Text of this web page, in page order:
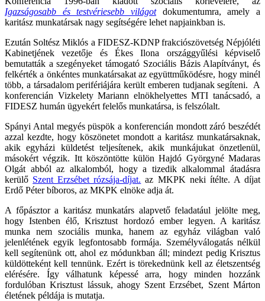
Igazságosabb és testvériesebb világotdokumentumra, amely a
karitász munkatársak nagy segítségére lehet napjainkban is.
Ezután Soltész Miklós a FIDESZ-KDNP frakciószövetség Népjóléti
Kabinetjének vezetője és Ékes Ilona országgyűlési képviselő
bemutatták a szegényeket támogató Szociális Bázis Alapítványt, és
felkérték a önkéntes munkatársakat az együttműködésre, hogy minél
több, a társadalom perifériájára került emberen tudjanak segíteni. A
konferencián Vizkelety Mariann elnökhelyettes MTI tanácsadó, a
FIDESZ humán ügyekért felelős munkatársa, is felszólalt.
Spányi Antal megyés püspök a konferencián mondott záró beszédét
azzal kezdte, hogy köszönetet mondott a karitász munkatársaknak,
akik egyházi küldetést teljesítenek, akik munkájukat önzetlenül,
másokért végzik. Itt köszöntötte külön Hajdó Györgyné Madaras
Olgát abból az alkalomból, hogy a tizedik alkalommal átadásra
kerülő Szent Erzsébet rózsája-díjat. az MKPK neki ítélte. A díjat
Erdő Péter bíboros, az MKPK elnöke adja át.
A főpásztor a karitász munkatárs alapvető feladatául jelölte meg,
hogy Istenben élő, Krisztust hordozó ember legyen. A karitász
munka nem szociális munka, hanem az egyház világban való
jelenlétének egyik legfontosabb formája. Személyválogatás nélkül
kell segítenünk ott, ahol ez módunkban áll; mindezt pedig Krisztus
küldötteként kell tennünk. Ezért is törekednünk kell az életszentség
elérésére. Így válhatunk képessé arra, hogy minden hozzánk
fordulóban Krisztust lássuk, ahogy Szent Erzsébet, Szent Márton
életének példája is mutatja.